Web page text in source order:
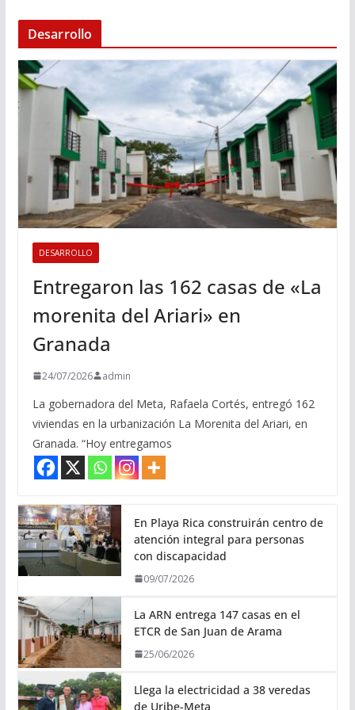
Desarrollo
DESARROLLO
Entregaron las 162 casas de «La
morenita del Ariari» en
Granada
24/07/2026 admin
La gobernadora del Meta, Rafaela Cortés, entregó 162
viviendas en la urbanización La Morenita del Ariari, en
Granada. “Hoy entregamos
En Playa Rica construirán centro de
atención integral para personas
con discapacidad
09/07/2026
La ARN entrega 147 casas en el
ETCR de San Juan de Arama
25/06/2026
Llega la electricidad a 38 veredas
de Uribe-Meta